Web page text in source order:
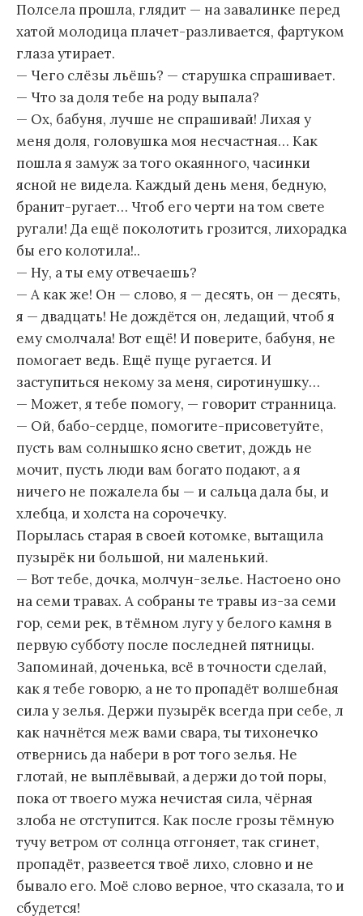
Полсела прошла, глядит — на завалинке перед
хатой молодица плачет-разливается, фартуком
глаза утирает.
— Чего слёзы льёшь? — старушка спрашивает.
— Что за доля тебе на роду выпала?
— Ох, бабуня, лучше не спрашивай! Лихая у
меня доля, головушка моя несчастная… Как
пошла я замуж за того окаянного, часинки
ясной не видела. Каждый день меня, бедную,
бранит-ругает… Чтоб его черти на том свете
ругали! Да ещё поколотить грозится, лихорадка
бы его колотила!..
— Ну, а ты ему отвечаешь?
— А как же! Он — слово, я — десять, он — десять,
я — двадцать! Не дождётся он, ледащий, чтоб я
ему смолчала! Вот ещё! И поверите, бабуня, не
помогает ведь. Ещё пуще ругается. И
заступиться некому за меня, сиротинушку…
— Может, я тебе помогу, — говорит странница.
— Ой, бабо-сердце, помогите-присоветуйте,
пусть вам солнышко ясно светит, дождь не
мочит, пусть люди вам богато подают, а я
ничего не пожалела бы — и сальца дала бы, и
хлебца, и холста на сорочечку.
Порылась старая в своей котомке, вытащила
пузырёк ни большой, ни маленький.
— Вот тебе, дочка, молчун-зелье. Настоено оно
на семи травах. А собраны те травы из-за семи
гор, семи рек, в тёмном лугу у белого камня в
первую субботу после последней пятницы.
Запоминай, доченька, всё в точности сделай,
как я тебе говорю, а не то пропадёт волшебная
сила у зелья. Держи пузырёк всегда при себе, л
как начнётся меж вами свара, ты тихонечко
отвернись да набери в рот того зелья. Не
глотай, не выплёвывай, а держи до той поры,
пока от твоего мужа нечистая сила, чёрная
злоба не отступится. Как после грозы тёмную
тучу ветром от солнца отгоняет, так сгинет,
пропадёт, развеется твоё лихо, словно и не
бывало его. Моё слово верное, что сказала, то и
сбудется!